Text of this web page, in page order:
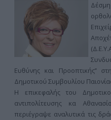
Ευθύνης και Προοπτικής’’
Δημοτικού Συμβουλίου
Η επικεφαλής του
αντιπολίτευσης κα
περιέγραψε αναλυτικά τις